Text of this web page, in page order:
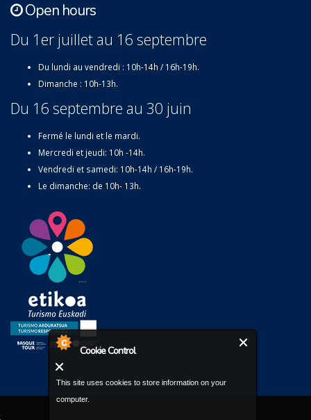
Cookie Control
This site uses cookies to store information on your
computer.
Open hours
Du 1er juillet au 16 septembre
Du lundi au vendredi : 10h-14h / 16h-19h.
Dimanche : 10h-13h.
Du 16 septembre au 30 juin
Fermé le lundi et le mardi.
Mercredi et jeudi: 10h -14h.
Vendredi et samedi: 10h-14h / 16h-19h.
Le dimanche: de 10h- 13h.